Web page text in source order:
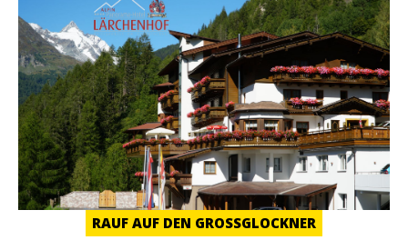
RAUF AUF DEN GROSSGLOCKNER